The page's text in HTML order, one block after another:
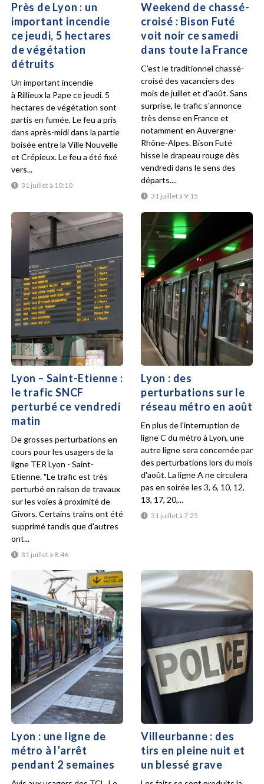
Près de Lyon : un
important incendie
ce jeudi, 5 hectares
de végétation
détruits
31 juillet à 10:10
Un important incendie
à Rillieux la Pape ce jeudi. 5
hectares de végétation sont
partis en fumée. Le feu a pris
dans après-midi dans la partie
boisée entre la Ville Nouvelle
et Crépieux. Le feu a été fixé
vers...
Weekend de chassé-
croisé : Bison Futé
voit noir ce samedi
dans toute la France
31 juillet à 9:15
C'est le traditionnel chassé-
croisé des vacanciers des
mois de juillet et d'août. Sans
surprise, le trafic s'annonce
très dense en France et
notamment en Auvergne-
Rhône-Alpes. Bison Futé
hisse le drapeau rouge dès
vendredi dans le sens des
départs....
Lyon – Saint-Etienne :
le trafic SNCF
perturbé ce vendredi
matin
31 juillet à 8:46
De grosses perturbations en
cours pour les usagers de la
ligne TER Lyon - Saint-
Etienne. "Le trafic est très
perturbé en raison de travaux
sur les voies à proximité de
Givors. Certains trains ont été
supprimé tandis que d'autres
ont...
Lyon : des
perturbations sur le
réseau métro en août
31 juillet à 7:25
En plus de l'interruption de
ligne C du métro à Lyon, une
autre ligne sera concernée par
des perturbations lors du mois
d'août. La ligne A ne circulera
pas en soirée les 3, 6, 10, 12,
13, 17, 20,...
Lyon : une ligne de
métro à l’arrêt
pendant 2 semaines
Villeurbanne : des
tirs en pleine nuit et
un blessé grave